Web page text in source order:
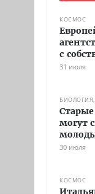
КОСМОС
с
31 июля
могут
30 июля
КОСМОС